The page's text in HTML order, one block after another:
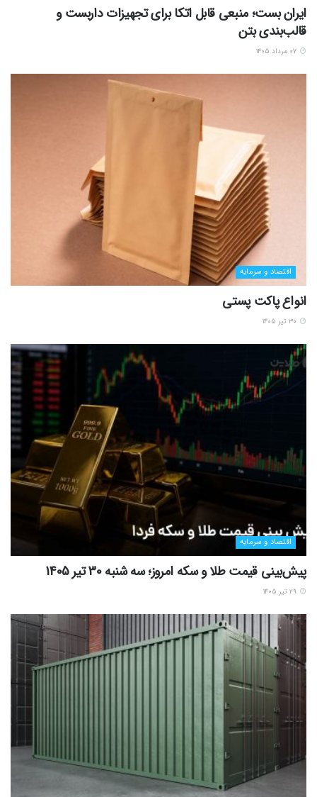
ایران بست؛ منبعی قابل اتکا برای تجهیزات داربست و
قالب‌بندی بتن
اقتصاد و سرمایه
انواع پاکت پستی
اقتصاد و سرمایه
پیش‌بینی قیمت طلا و سکه امروز؛ سه شنبه 30 تیر 1405